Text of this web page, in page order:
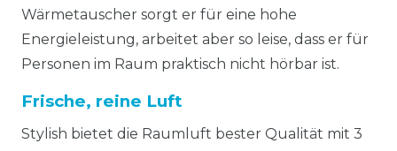
Wärmetauscher sorgt er für eine hohe
Energieleistung, arbeitet aber so leise, dass er für
Personen im Raum praktisch nicht hörbar ist.
Frische, reine Luft
Stylish bietet die Raumluft bester Qualität mit 3